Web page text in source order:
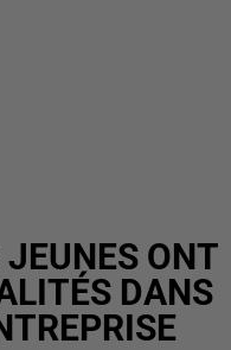
JEUNES ONT
DANS